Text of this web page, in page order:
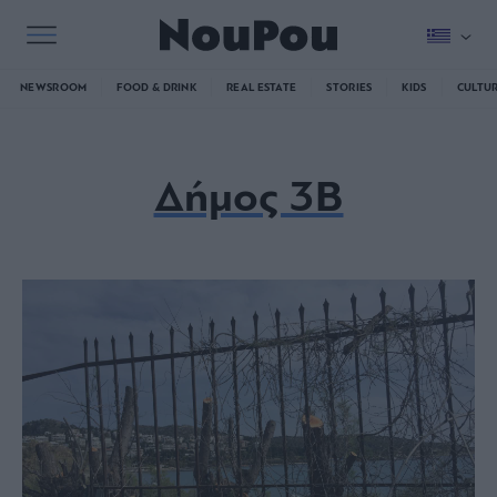
NEWSROOM FOOD & DRINK REAL ESTATE STORIES KIDS
Δήμος 3Β